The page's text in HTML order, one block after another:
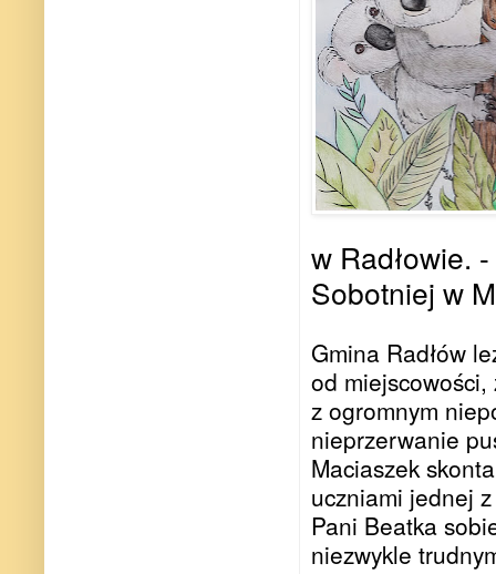
w Radłowie.
Sobotniej w
Gmina Radłów
od
z ogromnym
nieprzerwanie
Maciaszek
uczniami jednej
Pani Beatka
niezwykle